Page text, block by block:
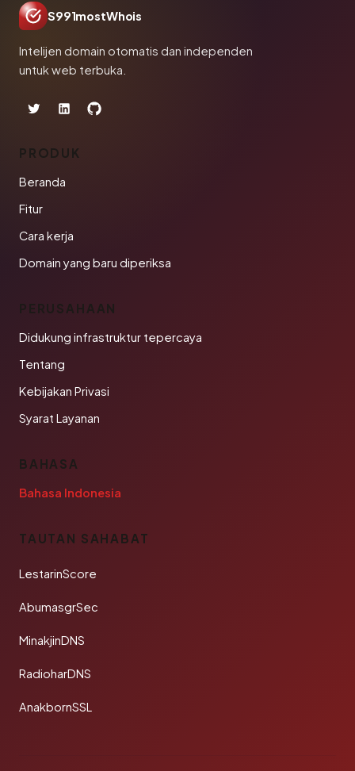
S991mostWhois
Intelijen domain otomatis dan independen
untuk web terbuka.
PRODUK
Beranda
Fitur
Cara kerja
Domain yang baru diperiksa
PERUSAHAAN
Didukung infrastruktur tepercaya
Tentang
Kebijakan Privasi
Syarat Layanan
BAHASA
Bahasa Indonesia
TAUTAN SAHABAT
LestarinScore
AbumasgrSec
MinakjinDNS
RadioharDNS
AnakbornSSL